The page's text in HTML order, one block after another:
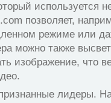
используется
позволяет,
режиме или
можно также
изображение, что
лидеры.